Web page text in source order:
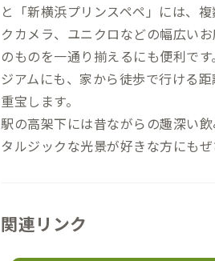
と「新横浜プリンスペペ」には、
クカメラ、ユニクロなどの幅広い
のものを一通り揃えるにも便利で
ジアムにも、家から徒歩で行ける
重宝します。
駅の高架下には昔ながらの趣深い
タルジックな光景が好きな方にもぜ
関連リンク